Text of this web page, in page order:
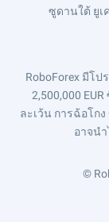
ซูดานใต้ ยูเ
RoboForex มีโ
2,500,000
ละเว้น การฉ้อโก
อาจน
©